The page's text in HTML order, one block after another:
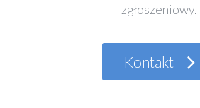
zgłoszeniowy.
Kontakt